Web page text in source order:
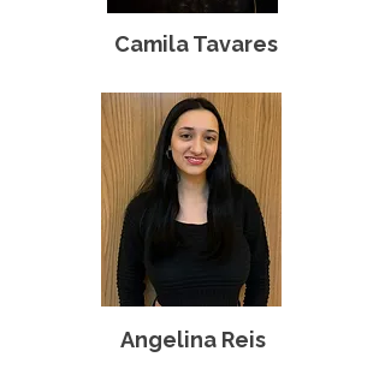
Camila Tavares
Angelina Reis